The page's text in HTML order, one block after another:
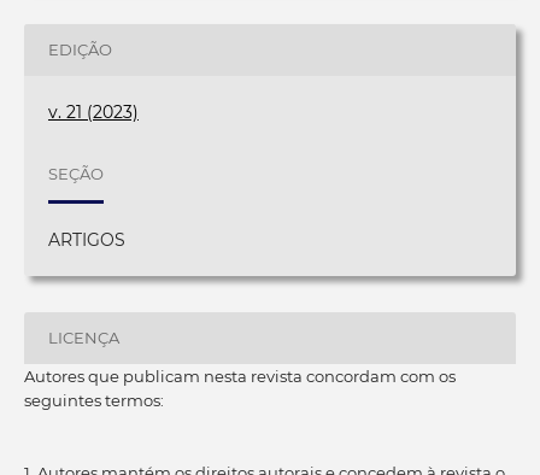
EDIÇÃO
v. 21 (2023)
SEÇÃO
ARTIGOS
LICENÇA
Autores que publicam nesta revista concordam com os
seguintes termos: